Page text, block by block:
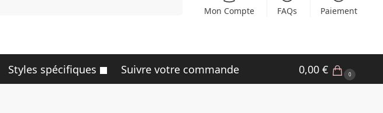
Mon Compte FAQs Paiement
Styles spécifiques Suivre votre commande 0,00€ 0